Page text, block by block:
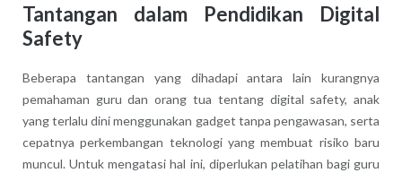
Tantangan dalam Pendidikan Digital
Safety
Beberapa tantangan yang dihadapi antara lain kurangnya
pemahaman guru dan orang tua tentang digital safety, anak
yang terlalu dini menggunakan gadget tanpa pengawasan, serta
cepatnya perkembangan teknologi yang membuat risiko baru
muncul. Untuk mengatasi hal ini, diperlukan pelatihan bagi guru